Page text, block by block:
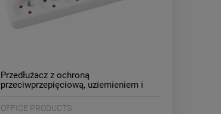
Przedłużacz z ochroną
przeciwprzepięciową, uziemieniem i
PRODUCTS biały /13115341-14/
OFFICE PRODUCTS